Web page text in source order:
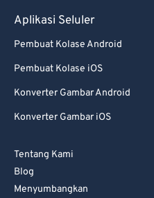
Aplikasi Seluler
Pembuat Kolase Android
Pembuat Kolase iOS
Konverter Gambar Android
Konverter Gambar iOS
Tentang Kami
Blog
Menyumbangkan